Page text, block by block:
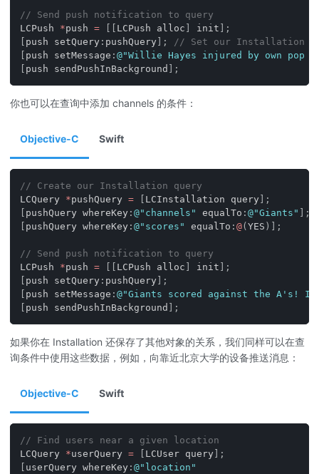
// Send push notification to query
LCPush *push = LCPush alloc init
;
push setQuery : pushQuery ;
// Set our Installation
push setMessage : @"Willie Hayes injured by own pop
push sendPushInBackground ;
你也可以在查询中添加 channels 的条件：
Objective-C Swift
// Create our Installation query
LCQuery *pushQuery = LCInstallation query
;
pushQuery whereKey : @"channels" equalTo : @"Giants" ;
pushQuery whereKey : @"scores" equalTo : @( YES ) ;
// Send push notification to query
LCPush *push = LCPush alloc init
;
push setQuery : pushQuery
;
push setMessage : @"Giants scored against the A's!
push sendPushInBackground ;
如果你在 Installation 还保存了其他对象的关系，我们同样可以在查
询条件中使用这些数据，例如，向靠近北京大学的设备推送消息：
Objective-C Swift
// Find users near a given location
LCQuery *userQuery = LCUser query
;
userQuery whereKey : @"location"